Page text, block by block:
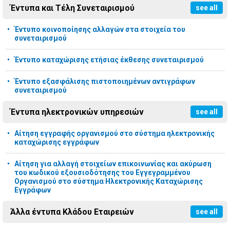
Έντυπα και Τέλη Συνεταιρισμού see all
Έντυπο κοινοποίησης αλλαγών στα στοιχεία του
συνεταιρισμού
Έντυπο καταχώρισης ετήσιας έκθεσης συνεταιρισμού
Έντυπο εξασφάλισης πιστοποιημένων αντιγράφων
συνεταιρισμού
Έντυπα ηλεκτρονικών υπηρεσιών see all
Αίτηση εγγραφής οργανισμού στο σύστημα ηλεκτρονικής
καταχώρισης εγγράφων
Αίτηση για αλλαγή στοιχείων επικοινωνίας και ακύρωση
του κωδικού εξουσιοδότησης του Εγγεγραμμένου
Οργανισμού στο σύστημα Ηλεκτρονικής Καταχώρισης
Εγγράφων
Άλλα έντυπα Κλάδου Εταιρειών see all